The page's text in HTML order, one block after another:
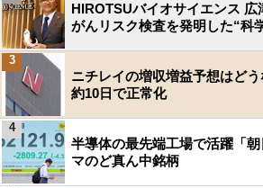
HIROTSUバイオサイエンス 広
がんリスク検査を発明した“科
ニチレイの増収増益予想はど
約10日で正常化
3
半導体の最先端工場で活躍「
マのど真ん中銘柄
4